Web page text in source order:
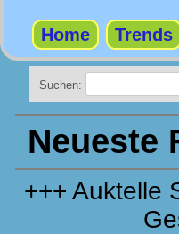
Home Trends
Suchen:
Neueste
+++ Auktelle